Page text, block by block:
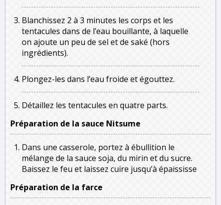
Blanchissez 2 à 3 minutes les corps et les
tentacules dans de l’eau bouillante, à laquelle
on ajoute un peu de sel et de saké (hors
ingrédients).
Plongez-les dans l’eau froide et égouttez.
Détaillez les tentacules en quatre parts.
Préparation de la sauce Nitsume
Dans une casserole, portez à ébullition le
mélange de la sauce soja, du mirin et du sucre.
Baissez le feu et laissez cuire jusqu’à épaississe
Préparation de la farce